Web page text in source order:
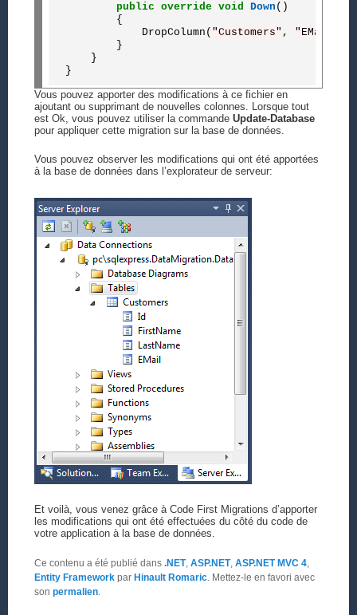
public override void Down ()
        {
            DropColumn(
"Customers" , "EMail"
        }
    }
Vous pouvez apporter des modifications à ce fichier en
ajoutant ou supprimant de nouvelles colonnes. Lorsque tout
est Ok, vous pouvez utiliser la commande Update-Database
pour appliquer cette migration sur la base de données.
Vous pouvez observer les modifications qui ont été apportées
à la base de données dans l’explorateur de serveur:
Et voilà, vous venez grâce à Code First Migrations d’apporter
les modifications qui ont été effectuées du côté du code de
votre application à la base de données.
Ce contenu a été publié dans .NET, ASP.NET, ASP.NET MVC 4,
Entity Frameworkpar Hinault Romaric. Mettez-le en favori avec
son permalien.